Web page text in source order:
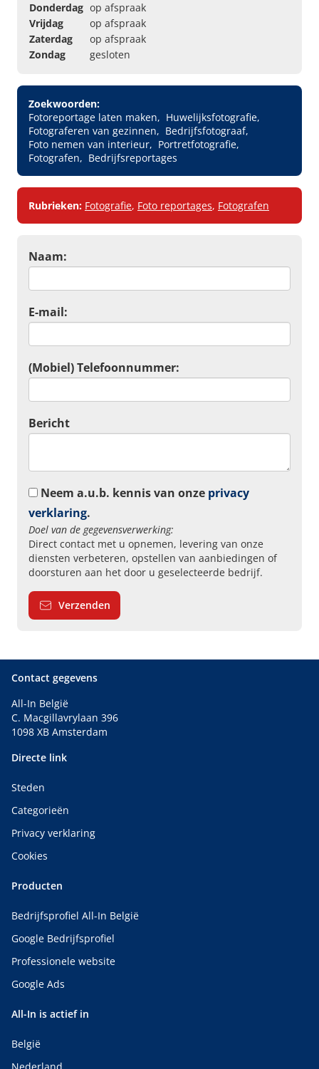
Donderdag op afspraak
Vrijdag
op afspraak
Zaterdag
op afspraak
Zondag
gesloten
Zoekwoorden:
Fotoreportage laten maken
Huwelijksfotografie
Fotograferen van gezinnen
Bedrijfsfotograaf
Foto nemen van interieur
Portretfotografie
Fotografen
Bedrijfsreportages
Rubrieken: Fotografie, Foto reportages, Fotografen
Naam:
E-mail:
(Mobiel) Telefoonnummer:
Bericht
Neem a.u.b. kennis van onze privacy
verklaring.
Doel van de gegevensverwerking:
Direct contact met u opnemen, levering van onze
diensten verbeteren, opstellen van aanbiedingen of
doorsturen aan het door u geselecteerde bedrijf.
Verzenden
Contact gegevens
All-In België
C. Macgillavrylaan 396
1098 XB Amsterdam
Directe link
Steden
Categorieën
Privacy verklaring
Cookies
Producten
Bedrijfsprofiel All-In België
Google Bedrijfsprofiel
Professionele website
Google Ads
All-In is actief in
België